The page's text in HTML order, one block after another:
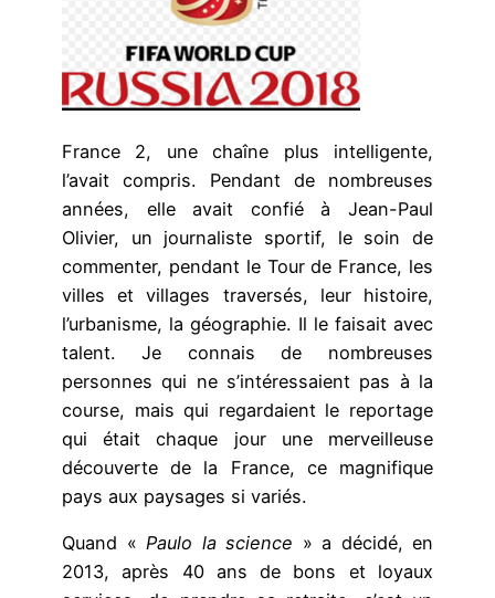
France 2, une chaîne plus intelligente,
l’avait compris. Pendant de nombreuses
années, elle avait confié à Jean-Paul
Olivier, un journaliste sportif, le soin de
commenter, pendant le Tour de France, les
villes et villages traversés, leur histoire,
l’urbanisme, la géographie. Il le faisait avec
talent. Je connais de nombreuses
personnes qui ne s’intéressaient pas à la
course, mais qui regardaient le reportage
qui était chaque jour une merveilleuse
découverte de la France, ce magnifique
pays aux paysages si variés.
Quand « Paulo la science » a décidé, en
2013, après 40 ans de bons et loyaux